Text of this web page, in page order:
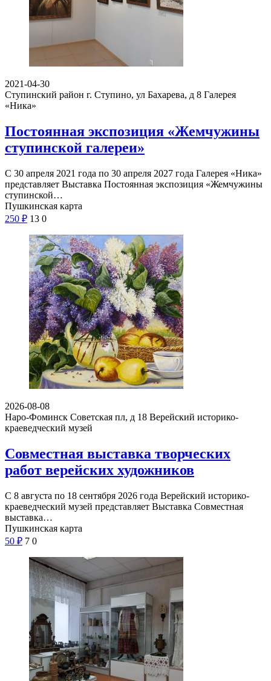
2021-04-30
Ступинский район г. Ступино, ул Бахарева, д 8 Галерея
«Ника»
Постоянная экспозиция «Жемчужины
ступинской галереи»
С 30 апреля 2021 года по 30 апреля 2027 года Галерея «Ника»
представляет Выставка Постоянная экспозиция «Жемчужины
ступинской…
Пушкинская карта
250 ₽ 13 0
2026-08-08
Наро-Фоминск Советская пл, д 18 Верейский историко-
краеведческий музей
Совместная выставка творческих
работ верейских художников
С 8 августа по 18 сентября 2026 года Верейский историко-
краеведческий музей представляет Выставка Совместная
выставка…
Пушкинская карта
50 ₽ 7 0